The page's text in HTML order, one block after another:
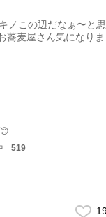
ノこの辺だなぁ〜と思
蕎麦屋さん気になりま
519